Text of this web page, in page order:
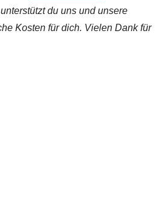
du uns und unsere
Kosten für dich. Vielen Dank für